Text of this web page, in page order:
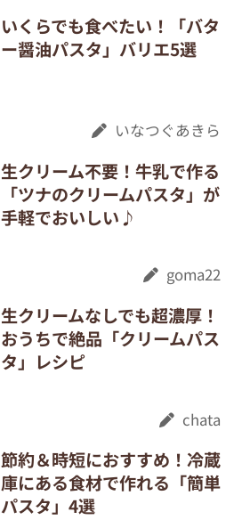
いくらでも食べたい！「バタ
ー醤油パスタ」バリエ5選
いなつぐあきら
生クリーム不要！牛乳で作る
「ツナのクリームパスタ」が
手軽でおいしい♪
goma22
生クリームなしでも超濃厚！
おうちで絶品「クリームパス
タ」レシピ
chata
節約＆時短におすすめ！冷蔵
庫にある食材で作れる「簡単
パスタ」4選